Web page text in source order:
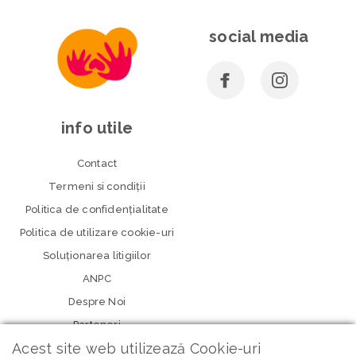
social media
info utile
Contact
Termeni si condiţii
Politica de confidenţialitate
Politica de utilizare cookie-uri
Soluționarea litigiilor
ANPC
Despre Noi
Parteneri
Acest site web utilizează Cookie-uri